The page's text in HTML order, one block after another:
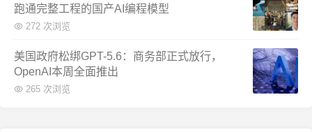
跑通完整工程的国产AI编程模型
272 次浏览
美国政府松绑GPT-5.6：商务部正式放行，
OpenAI本周全面推出
265 次浏览